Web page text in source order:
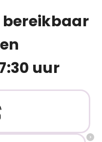
bereikbaar
uur